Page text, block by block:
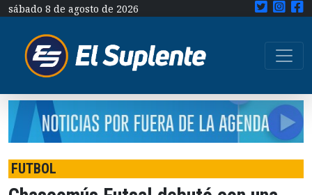
sábado 8 de agosto de 2026
FUTBOL